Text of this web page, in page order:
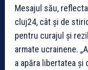
Mesajul său,
cluj24, cât și de
pentru curajul și
armate ucrainene.
a apăra libertatea și